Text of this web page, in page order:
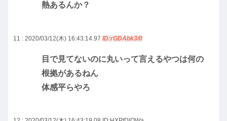
熱あるんか？
11 : 2020/03/12(木) 16:43:14.97 ID:rGDAbk3/0
目で見てないのに丸いって言えるやつは何の
根拠があるねん
体感平らやろ